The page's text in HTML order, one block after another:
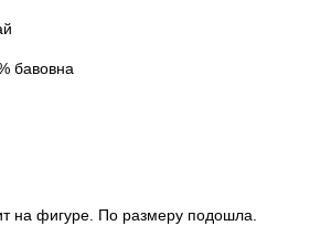
бавовна
на фигуре. По размеру подошла.